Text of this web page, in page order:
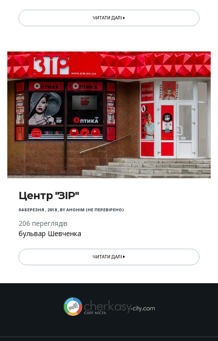
ЧИТАТИ ДАЛІ
Центр "ЗІР"
04 БЕРЕЗНЯ , 2018,BYАНОНІМ (НЕ ПЕРЕВІРЕНО)
206 переглядів
бульвар Шевченка
ЧИТАТИ ДАЛІ